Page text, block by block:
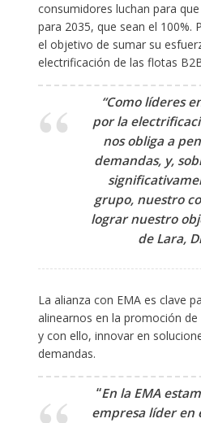
consumidores luchan para
para 2035, que sean el 100%.
el objetivo de sumar su
electrificación de las flotas
“Como líderes
por la
nos obliga a
demandas, y,
grupo, nuestro
lograr nuestro
de Lara,
La alianza con EMA es clave
alinearnos en la promoción
y con ello, innovar en
demandas. ​
“En la EMA
empresa líder en